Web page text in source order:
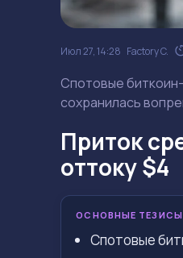
Июл 27, 14:28 Factory C.
Спотовые
сохранилась
Приток
оттоку $4
ОСНОВНЫЕ ТЕЗИСЫ
Спотовые